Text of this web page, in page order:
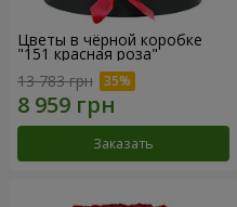
Цветы в чёрной коробке
"151 красная роза"
13 783 грн
Заказать